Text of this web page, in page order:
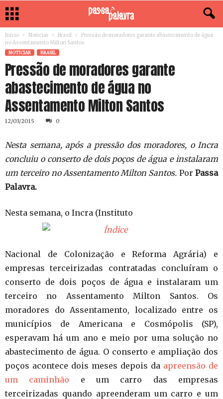
Início Noticiar Brasil
Pressão de moradores garante abastecimento de água
no Assentamento Milton Santos
NOTICIAR BRASIL
Pressão de moradores garante
abastecimento de água no
Assentamento Milton Santos
12/03/2015 0
Nesta semana, após a pressão dos moradores, o Incra
concluiu o conserto de dois poços de água e instalaram
um terceiro no Assentamento Milton Santos. PorPassa
Palavra.
Nesta semana, o Incra (Instituto
Nacional de Colonização e Reforma Agrária) e
empresas terceirizadas contratadas concluíram o
conserto de dois poços de água e instalaram um
terceiro no Assentamento Milton Santos. Os
moradores do Assentamento, localizado entre os
municípios de Americana e Cosmópolis (SP),
esperavam há um ano e meio por uma solução no
abastecimento de água. O conserto e ampliação dos
poços acontece dois meses depois da apreensão de
um caminhão e um carro das empresas
terceirizadas quando apreenderam um carro e um